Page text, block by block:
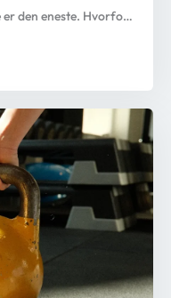
den eneste. Hvorfor
KNAGER MIT KNÆ?